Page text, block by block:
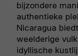
bijzondere
authentieke
Nicaragua
weelderige
idyllische